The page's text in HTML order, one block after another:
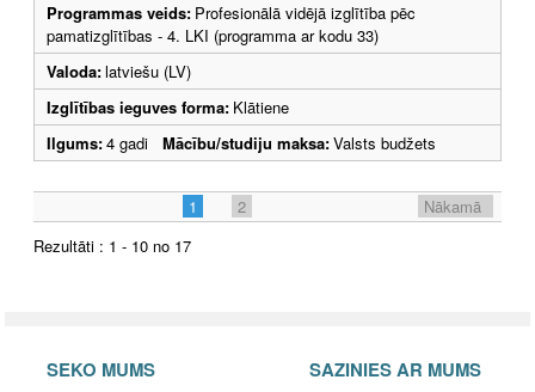
Programmas veids: Profesionālā vidējā izglītība pēc
pamatizglītības - 4. LKI (programma ar kodu 33)
Valoda:latviešu (LV)
Izglītības ieguves forma: Klātiene
Ilgums:4 gadi Mācību/studiju maksa:Valsts budžets
1 2
Nākamā
Rezultāti : 1 - 10 no 17
SEKO MUMS SAZINIES AR MUMS